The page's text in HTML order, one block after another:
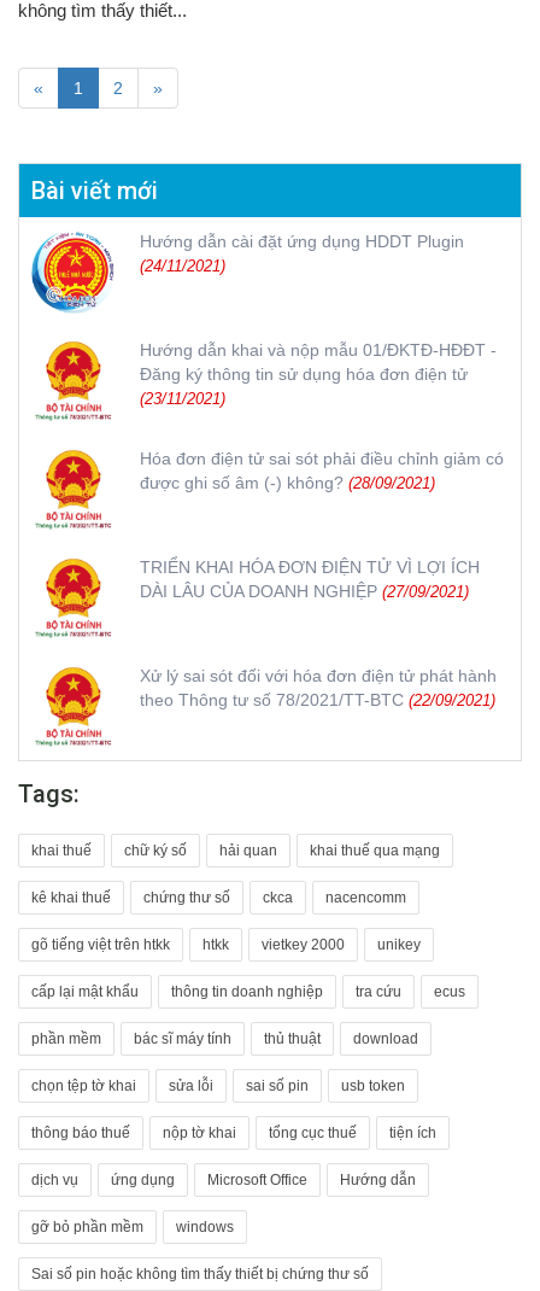
không tìm thấy thiết...
« 1 2 »
Bài viết mới
Hướng dẫn cài đặt ứng dụng HDDT Plugin
(24/11/2021)
Hướng dẫn khai và nộp mẫu 01/ĐKTĐ-HĐĐT -
Đăng ký thông tin sử dụng hóa đơn điện tử
(23/11/2021)
Hóa đơn điện tử sai sót phải điều chỉnh giảm có
được ghi số âm (-) không? (28/09/2021)
TRIỂN KHAI HÓA ĐƠN ĐIỆN TỬ VÌ LỢI ÍCH
DÀI LÂU CỦA DOANH NGHIỆP (27/09/2021)
Xử lý sai sót đối với hóa đơn điện tử phát hành
theo Thông tư số 78/2021/TT-BTC (22/09/2021)
Tags:
khai thuế chữ ký số hải quan khai thuế qua mạng
kê khai thuế chứng thư số ckca nacencomm
gõ tiếng việt trên htkk htkk vietkey 2000 unikey
cấp lại mật khẩu thông tin doanh nghiệp tra cứu ecus
phần mềm bác sĩ máy tính thủ thuật download
chọn tệp tờ khai sửa lỗi sai số pin usb token
thông báo thuế nộp tờ khai tổng cục thuế tiện ích
dịch vụ ứng dụng Microsoft Office Hướng dẫn
gỡ bỏ phần mềm windows
Sai số pin hoặc không tìm thấy thiết bị chứng thư số